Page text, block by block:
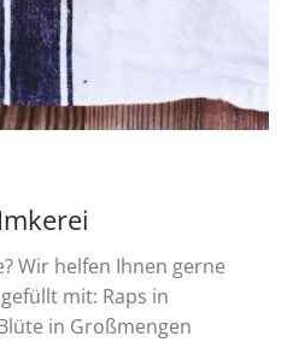
Wir helfen Ihnen gerne
mit: Raps in
in Großmengen